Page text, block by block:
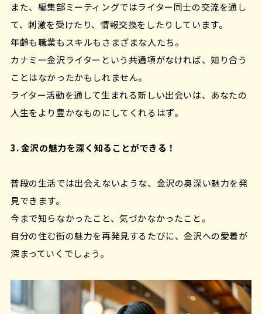
また、編集部ミーティングではライター同士の交流を通し
て、刺激を受けたり、情報交換をしたりしています。
年齢も職業もスキルもさまざまな人たち。
カナミー金沢ライターという共通項がなければ、知り合う
ことはなかったかもしれません。
ライター活動を通して生まれる新しい出会いは、あなたの
人生をより豊かなものにしてくれるはず。
3. 金沢の魅力を深く知ることができる！
普段の生活では出会えないような、金沢の奥深い魅力を発
見できます。
今まで知らなかったこと、気づかなかったこと。
自分の住む街の魅力を再発見するたびに、金沢への愛着が
深まっていくでしょう。